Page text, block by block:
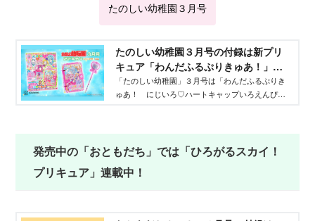
たのしい幼稚園３月号
たのしい幼稚園３月号の付録は新プリ
キュア「わんだふるぷりきゅあ！」の
特別付録「わんだふるぷりきゅあ！
にじいろ♡ハートキャップいろえんぴ
「たのしい幼稚園」３月号は「わんだふるぷりき
ゅあ！ にじいろ♡ハートキャップいろえんぴつ
るぷりきゅあ！」だらけの特別付録でお届け。
発売中の「おともだち」では「ひろがるスカイ！
プリキュア」連載中！